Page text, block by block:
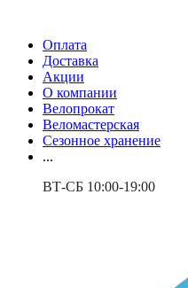
Оплата
Доставка
Акции
О компании
Велопрокат
Веломастерская
Сезонное хранение
...
ВТ-СБ 10:00-19:00